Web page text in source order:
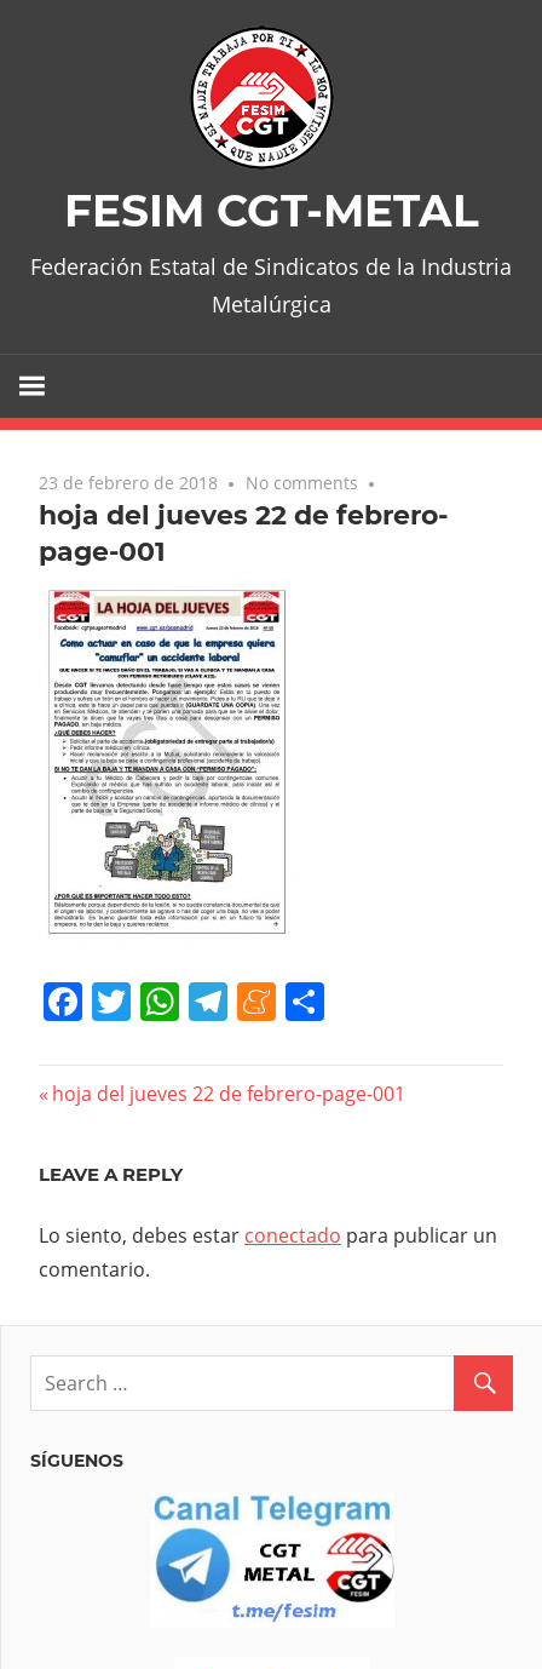
FESIM CGT-METAL
Federación Estatal de Sindicatos de la Industria
Metalúrgica
23 de febrero de 2018 No comments
hoja del jueves 22 de febrero-
page-001
Facebook
Twitter
WhatsApp
Telegram
Meneame
Navegación
entradas
Previous
hoja del jueves 22 de febrero-page-001
LEAVE A REPLY
Lo siento, debes estar conectado para publicar un
comentario.
SÍGUENOS